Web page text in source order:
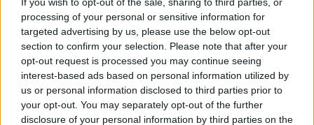
processing of your personal or sensitive information for
targeted advertising by us, please use the below opt-out
section to confirm your selection. Please note that after your
opt-out request is processed you may continue seeing
interest-based ads based on personal information utilized by
us or personal information disclosed to third parties prior to
your opt-out. You may separately opt-out of the further
disclosure of your personal information by third parties on the